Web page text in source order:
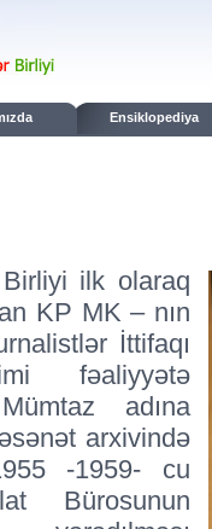
Ensiklopediya
ilk olaraq
KP MK – nın
İttifaqı
fəaliyyətə
adına
arxivində
-1959- cu
Bürosunun